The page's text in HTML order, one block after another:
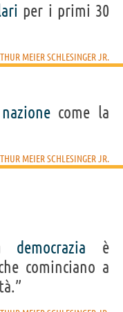
per i primi 30
MEIER SCHLESINGER JR.
nazionecome la
MEIER SCHLESINGER JR.
democrazia è
cominciano a